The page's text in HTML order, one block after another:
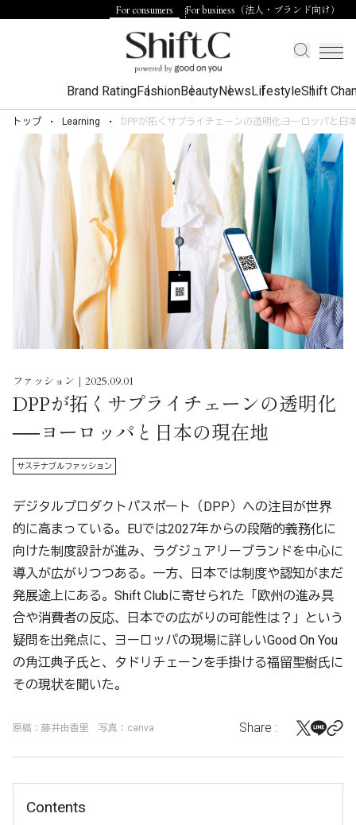
For consumers For business（法人・ブランド向け）
Brand RatingFashionBeautyNewsLifestyleShift
トップ Learning DPPが拓くサプライチェーンの透明化──ヨーロッパと日
ファッション｜2025.09.01
DPPが拓くサプライチェーンの透明化
──ヨーロッパと日本の現在地
サステナブルファッション
デジタルプロダクトパスポート（DPP）への注目が世界
的に高まっている。EUでは2027年からの段階的義務化に
向けた制度設計が進み、ラグジュアリーブランドを中心に
導入が広がりつつある。一方、日本では制度や認知がまだ
発展途上にある。Shift Clubに寄せられた「欧州の進み具
合や消費者の反応、日本での広がりの可能性は？」という
疑問を出発点に、ヨーロッパの現場に詳しいGood On You
の角江典子氏と、タドリチェーンを手掛ける福留聖樹氏に
その現状を聞いた。
原稿：藤井由香里 写真：canva Share :
Contents